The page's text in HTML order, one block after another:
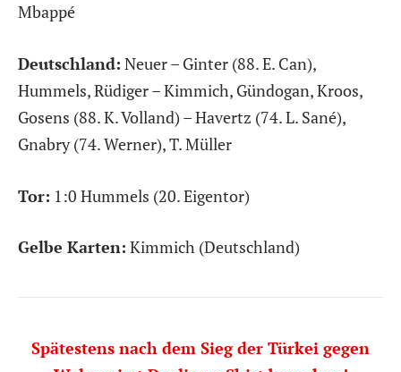
Mbappé
Deutschland: Neuer – Ginter (88. E. Can),
Hummels, Rüdiger – Kimmich, Gündogan, Kroos,
Gosens (88. K. Volland) – Havertz (74. L. Sané),
Gnabry (74. Werner), T. Müller
Tor: 1:0 Hummels (20. Eigentor)
Gelbe Karten: Kimmich (Deutschland)
Spätestens nach dem Sieg der Türkei gegen